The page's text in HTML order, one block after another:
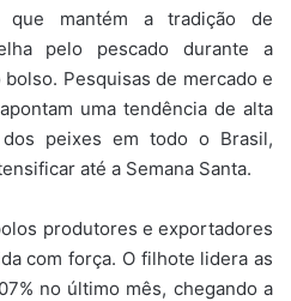
que mantém a tradição de
pelo pescado durante a
Pesquisas de mercado e
uma tendência de alta
peixes em todo o Brasil,
até a Semana Santa.
produtores e exportadores
com força. O filhote lidera as
no último mês, chegando a